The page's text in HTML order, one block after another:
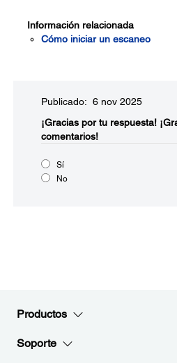
Información relacionada
Cómo iniciar un escaneo
Publicado: 6 nov 2025
¡Gracias por tu respuesta!
comentarios!
Sí
No
Productos
Soporte